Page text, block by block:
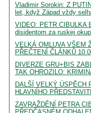
Vladimir Sorokin: Z
let, když Západ vždy
VIDEO: PETR CIBULKA
disidentom za ruskej
VELKÁ OMLUVA VŠEM
PŘEČTENÍ ČLÁNKŮ
DIVERZE GRU+BIS
TAK OHROZILO:
DALŠÍ VELKÝ ÚSPĚCH
HLAVNÍHO
ZAVRAŽDĚNÍ PETRA